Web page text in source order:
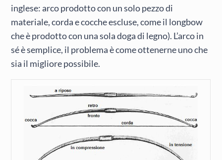
inglese: arco prodotto con un solo pezzo di
materiale, corda e cocche escluse, come il longbow
che è prodotto con una sola doga di legno). L’arco in
sé è semplice, il problema è come ottenerne uno che
sia il migliore possibile.